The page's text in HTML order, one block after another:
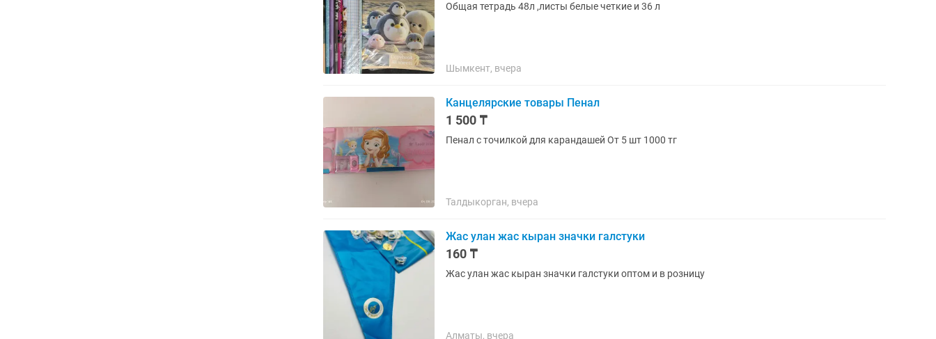
Общая тетрадь 48л ,листы белые четкие и 36 л
Шымкент, вчера
Канцелярские товары Пенал
1 500 ₸
Пенал с точилкой для карандашей От 5 шт 1000 тг
Талдыкорган, вчера
Жас улан жас кыран значки галстуки
160 ₸
Жас улан жас кыран значки галстуки оптом и в розницу
Алматы, вчера